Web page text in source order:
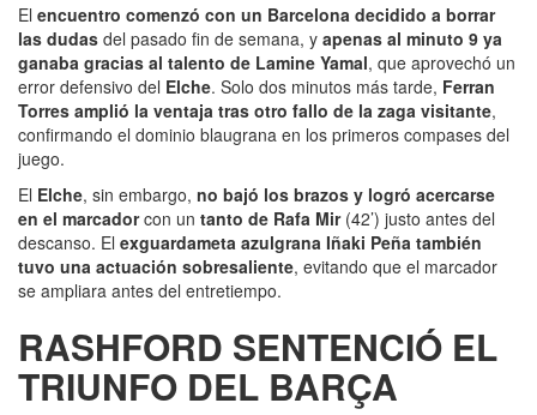
El encuentro comenzó con un Barcelona decidido a borrar
las dudas del pasado fin de semana, y apenas al minuto 9 ya
ganaba gracias al talento de Lamine Yamal, que aprovechó un
error defensivo del Elche. Solo dos minutos más tarde, Ferran
Torres amplió la ventaja tras otro fallo de la zaga visitante,
confirmando el dominio blaugrana en los primeros compases del
juego.
El Elche, sin embargo, no bajó los brazos y logró acercarse
en el marcadorcon un tanto de Rafa Mir (42’) justo antes del
descanso. El exguardameta azulgrana Iñaki Peña también
tuvo una actuación sobresaliente, evitando que el marcador
se ampliara antes del entretiempo.
RASHFORD SENTENCIÓ EL
TRIUNFO DEL BARÇA